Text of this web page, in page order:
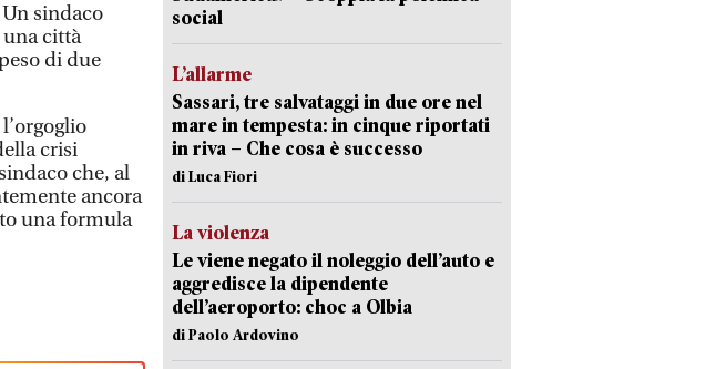
sindaco
città
di due
crisi
che, al
ancora
una formula
social
L’allarme
Sassari, tre salvataggi in due ore nel
mare in tempesta: in cinque riportati
in riva – Che cosa è successo
di Luca Fiori
La violenza
Le viene negato il noleggio dell’auto e
aggredisce la dipendente
dell’aeroporto: choc a Olbia
di Paolo Ardovino